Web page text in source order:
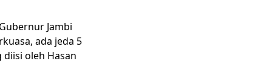
Jambi
ada jeda 5
diisi oleh Hasan